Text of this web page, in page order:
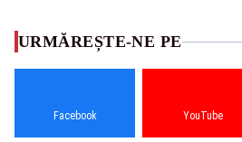
URMĂREȘTE-NE PE
Facebook YouTube